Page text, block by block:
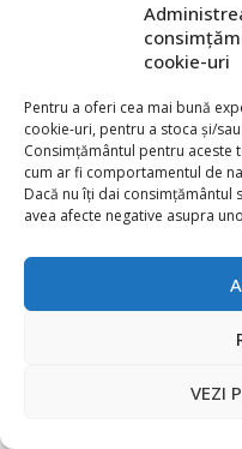
cookie-uri
Pentru a oferi cea mai bună
cookie-uri, pentru a stoca și/
Consimțământul pentru aceste
cum ar fi comportamentul de
Dacă nu îți dai
avea afecte negative asupra
VEZI
de
XENSIV™ –
S-AR